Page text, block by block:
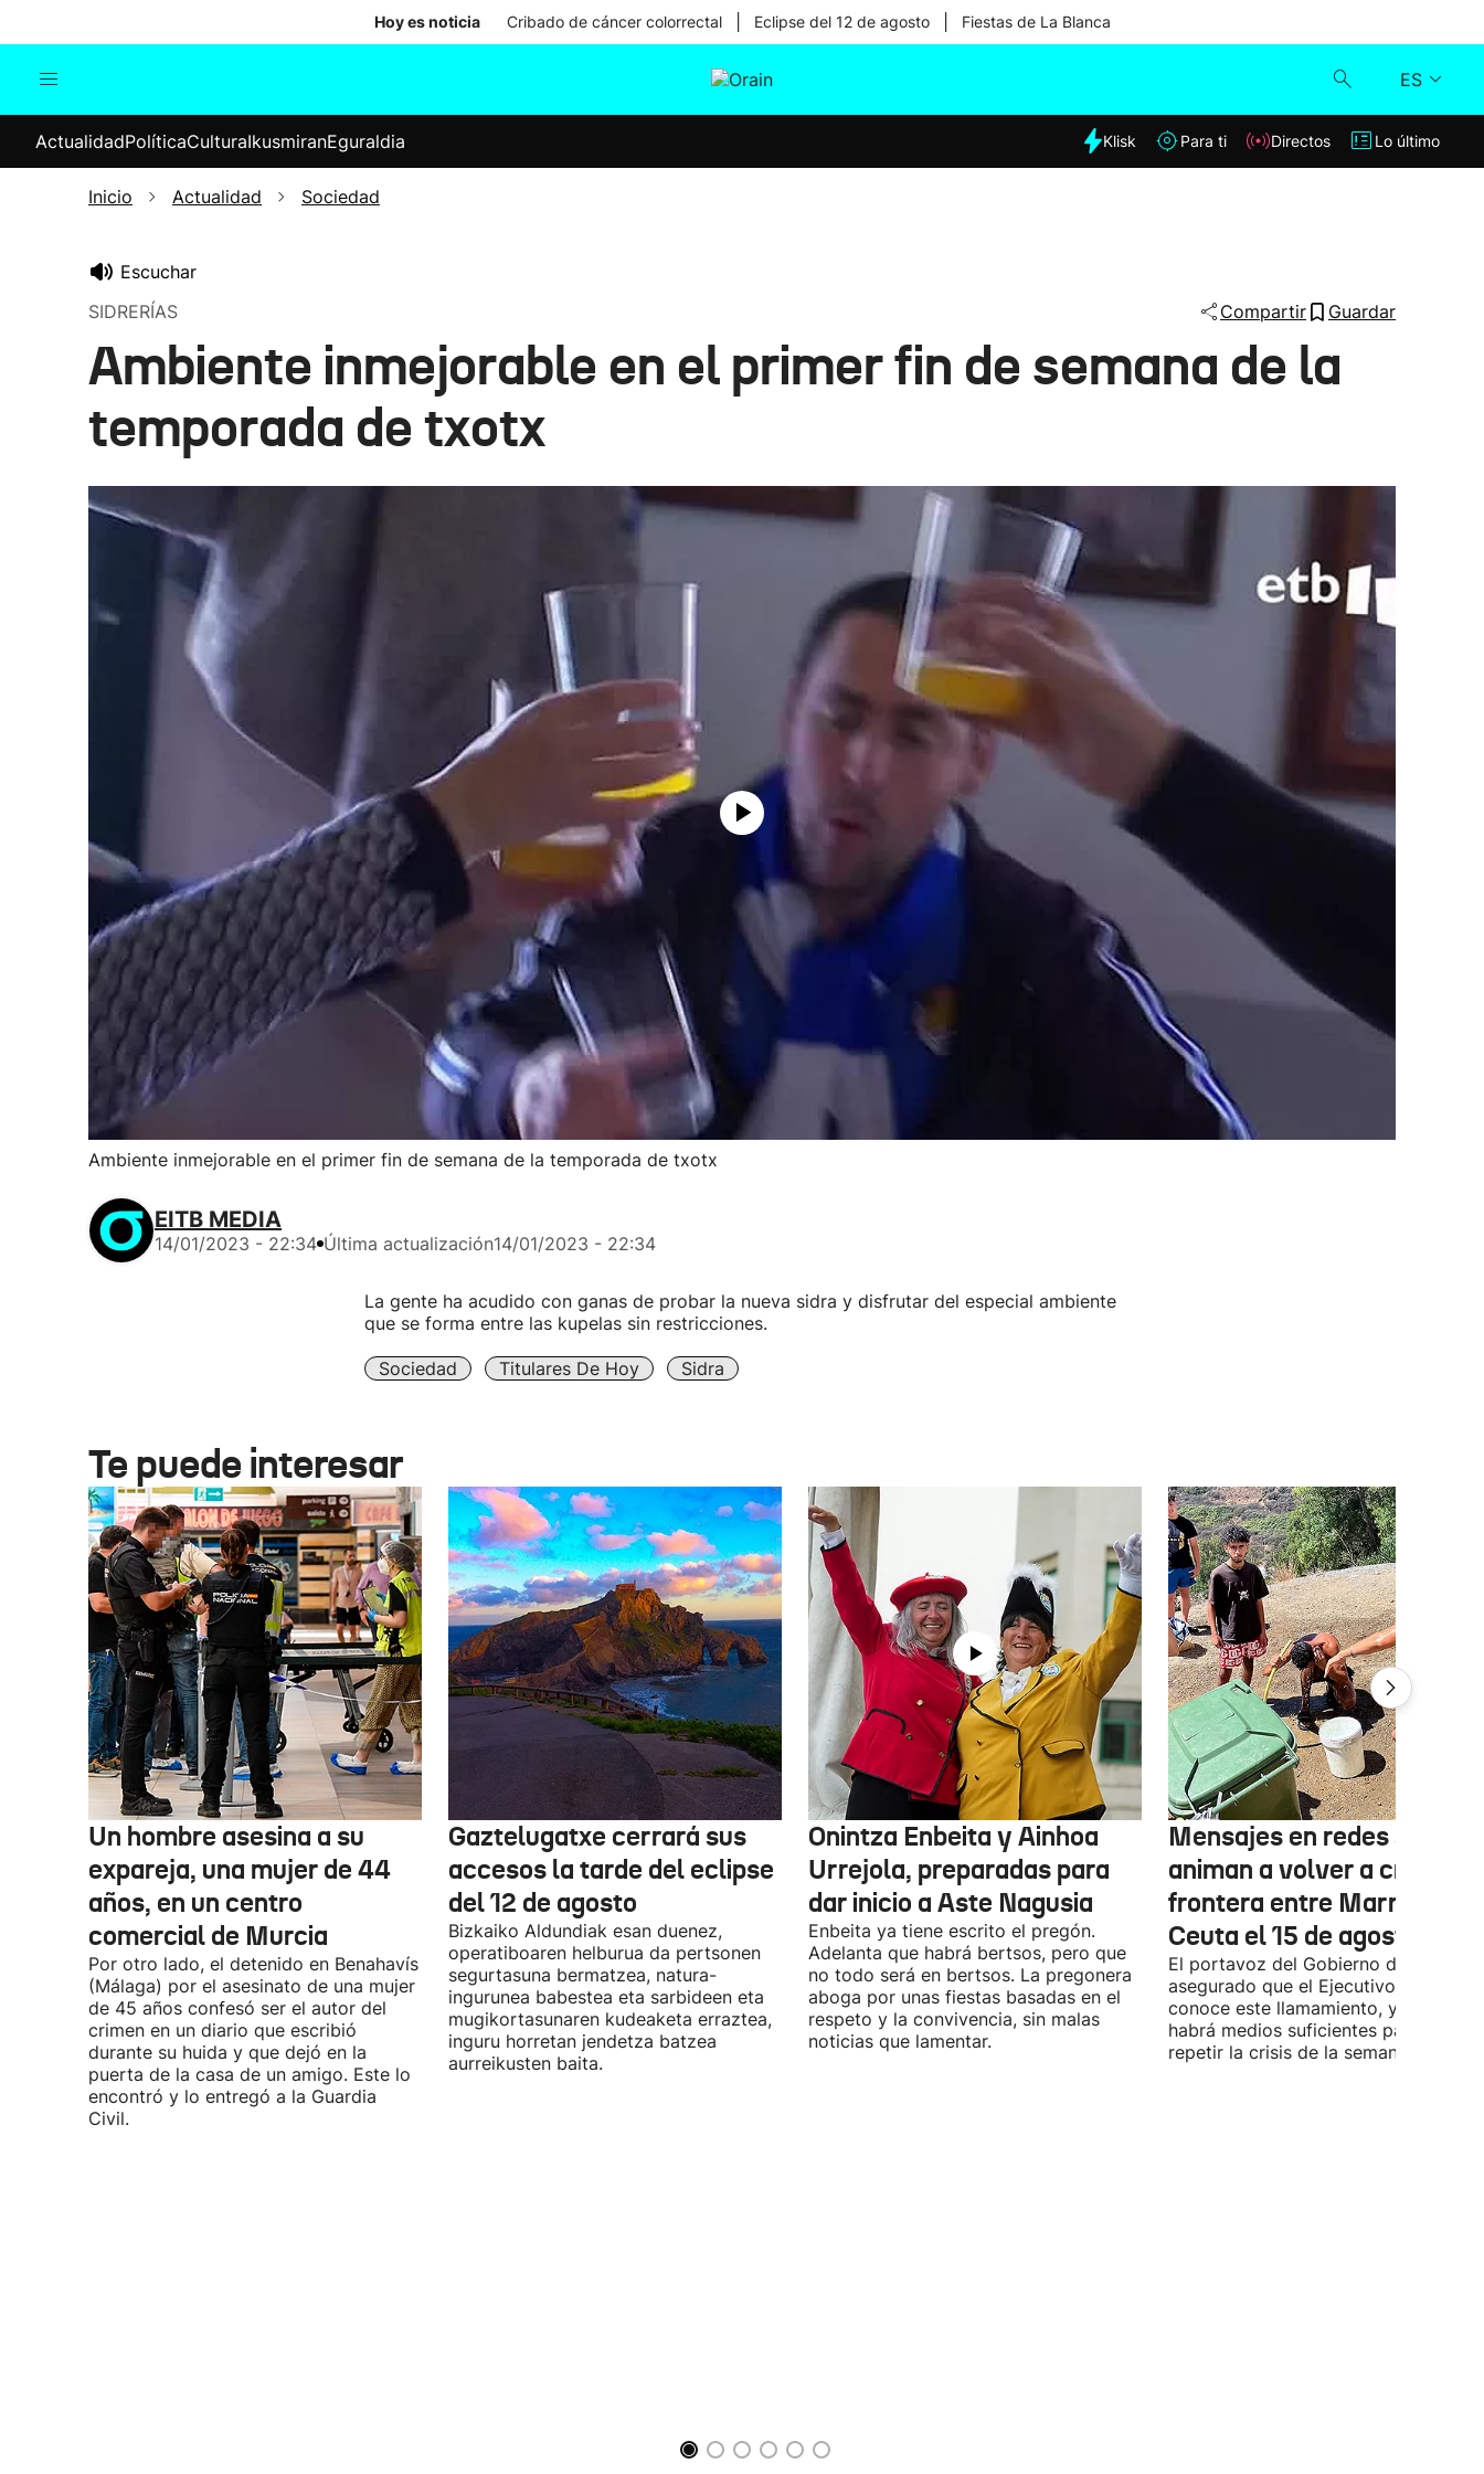
Hoy es noticia Cribado de cáncer colorrectal Eclipse del 12 de agosto Fiestas de La Blanca
ES
Internacional
Elecciones
Klisk
ActualidadPolíticaCulturaIkusmiranEguraldia Klisk Para ti Directos Lo último
Inicio Actualidad Sociedad
Escuchar
SIDRERÍAS
Compartir Guardar
Ambiente inmejorable en el primer fin de semana de la
temporada de txotx
Ambiente inmejorable en el primer fin de semana de la temporada de txotx
EITB MEDIA
14/01/2023 - 22:34 Última actualización14/01/2023 - 22:34
La gente ha acudido con ganas de probar la nueva sidra y disfrutar del especial ambiente
que se forma entre las kupelas sin restricciones.
Sociedad Titulares De Hoy Sidra
Te puede interesar
Un hombre asesina a su
expareja, una mujer de 44
años, en un centro
comercial de Murcia
Por otro lado, el detenido en Benahavís
(Málaga) por el asesinato de una mujer
de 45 años confesó ser el autor del
crimen en un diario que escribió
durante su huida y que dejó en la
puerta de la casa de un amigo. Este lo
encontró y lo entregó a la Guardia
Civil.
Gaztelugatxe cerrará sus
accesos la tarde del eclipse
del 12 de agosto
Bizkaiko Aldundiak esan duenez,
operatiboaren helburua da pertsonen
segurtasuna bermatzea, natura-
ingurunea babestea eta sarbideen eta
mugikortasunaren kudeaketa erraztea,
inguru horretan jendetza batzea
aurreikusten baita.
Onintza Enbeita y Ainhoa
Urrejola, preparadas para
dar inicio a Aste Nagusia
Enbeita ya tiene escrito el pregón.
Adelanta que habrá bertsos, pero que
no todo será en bertsos. La pregonera
aboga por unas fiestas basadas en el
respeto y la convivencia, sin malas
noticias que lamentar.
Mensajes en redes
animan a volver a cruzar la
frontera entre Marruecos
Ceuta el 15 de agosto
El portavoz del Gobierno de Ceuta
asegurado que el Ejecutivo español
conoce este llamamiento, y espera
habrá medios suficientes para no
repetir la crisis de la semana pasada.